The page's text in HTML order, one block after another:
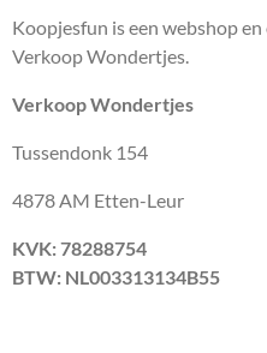
Koopjesfun is een webshop
Verkoop Wondertjes.
Verkoop Wondertjes
Tussendonk 154
4878 AM Etten-Leur
KVK: 78288754
BTW: NL003313134B55